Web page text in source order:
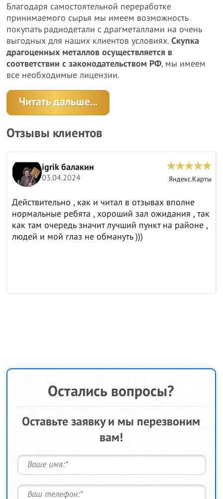
Благодаря самостоятельной переработке
принимаемого сырья мы имеем возможность
покупать радиодетали с драгметаллами на очень
выгодных для наших клиентов условиях.Скупка
драгоценных металлов осуществляется в
соответствии с законодательством РФ, мы имеем
все необходимые лицензии.
Читать дальше...
Отзывы клиентов
igrik балакин
03.04.2024 Яндекс.Карты
Действительно , как и читал в отзывах вполне
нормальные ребята , хороший зал ожидания , так
как там очередь значит лучший пункт на районе ,
людей и мой глаз не обмануть )))
Остались вопросы?
Оставьте заявку и мы перезвоним
вам!